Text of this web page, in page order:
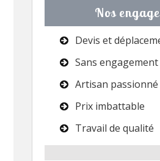
Nos
Devis et
Sans engagement
Artisan passionné
Prix imbattable
Travail de qualité